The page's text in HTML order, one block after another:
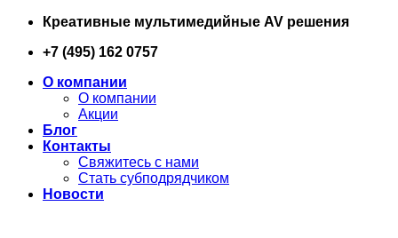
Skip
content
Креативные мультимедийные AV решения
+7 (495) 162 0757
О компании
О компании
Акции
Блог
Контакты
Свяжитесь с нами
Стать субподрядчиком
Новости